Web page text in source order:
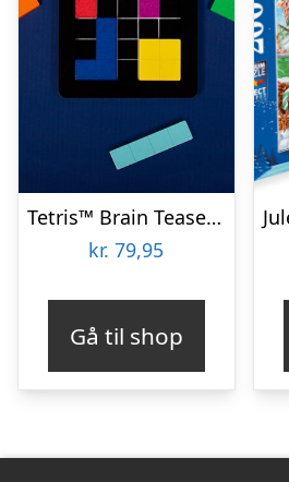
Tetris™ Brain Teaser Puzzle
kr. 79,95
Gå til shop